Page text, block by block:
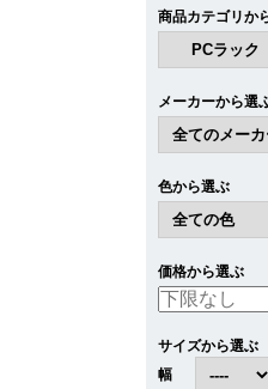
商品カテゴリか
メーカーから選
色から選ぶ
価格から選ぶ
サイズから選ぶ
幅